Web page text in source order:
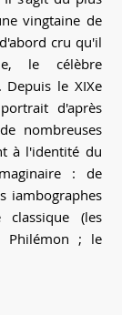
vingtaine de
cru qu'il
le célèbre
le XIXe
d'après
nombreuses
à l'identité du
: de
iambographes
(les
Philémon ; le